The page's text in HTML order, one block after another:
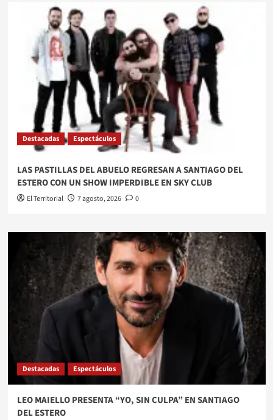
Destacadas Espectáculos
LAS PASTILLAS DEL ABUELO REGRESAN A SANTIAGO DEL
ESTERO CON UN SHOW IMPERDIBLE EN SKY CLUB
El Territorial 7 agosto, 2026 0
Destacadas Espectáculos
LEO MAIELLO PRESENTA “YO, SIN CULPA” EN SANTIAGO
DEL ESTERO